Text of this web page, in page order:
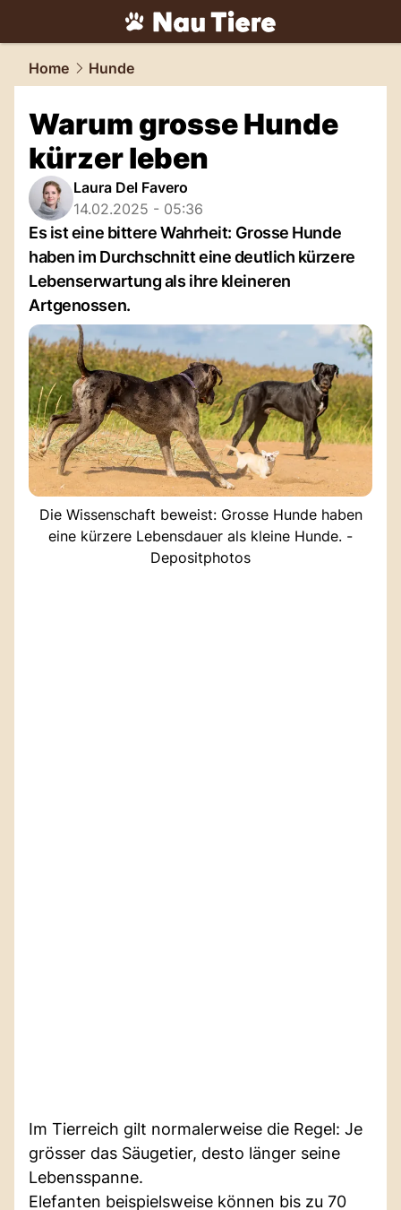
tiere.NAU.ch
Home Hunde
Warum grosse Hunde
kürzer leben
Laura Del Favero
14.02.2025 - 05:36
Es ist eine bittere Wahrheit: Grosse Hunde
haben im Durchschnitt eine deutlich kürzere
Lebenserwartung als ihre kleineren
Artgenossen.
Die Wissenschaft beweist: Grosse Hunde haben
eine kürzere Lebensdauer als kleine Hunde. -
Depositphotos
Im Tierreich gilt normalerweise die Regel: Je
grösser das Säugetier, desto länger seine
Lebensspanne.
Elefanten beispielsweise können bis zu 70